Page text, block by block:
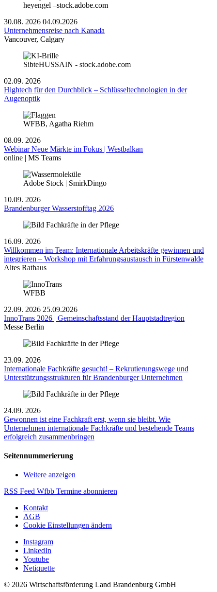
heyengel –stock.adobe.com
30.08. 2026 04.09.2026
Unternehmensreise nach Kanada
Vancouver, Calgary
SibteHUSSAIN - stock.adobe.com
02.09. 2026
Hightech für den Durchblick – Schlüsseltechnologien in der
Augenoptik
WFBB, Agatha Riehm
08.09. 2026
Webinar Neue Märkte im Fokus | Westbalkan
online | MS Teams
Adobe Stock | SmirkDingo
10.09. 2026
Brandenburger Wasserstofftag 2026
16.09. 2026
Willkommen im Team: Internationale Arbeitskräfte gewinnen und
integrieren – Workshop mit Erfahrungsaustausch in Fürstenwalde
Altes Rathaus
WFBB
22.09. 2026 25.09.2026
InnoTrans 2026 | Gemeinschaftsstand der Hauptstadtregion
Messe Berlin
23.09. 2026
Internationale Fachkräfte gesucht! – Rekrutierungswege und
Unterstützungsstrukturen für Brandenburger Unternehmen
24.09. 2026
Gewonnen ist eine Fachkraft erst, wenn sie bleibt. Wie
Unternehmen internationale Fachkräfte und bestehende Teams
erfolgreich zusammenbringen
Seitennummerierung
Weitere anzeigen
RSS Feed Wfbb Termine abonnieren
Kontakt
AGB
Cookie Einstellungen ändern
Instagram
LinkedIn
Youtube
Netiquette
© 2026 Wirtschaftsförderung Land Brandenburg GmbH